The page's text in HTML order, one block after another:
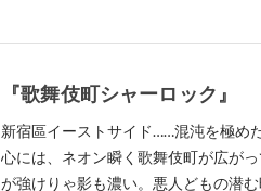
『歌舞伎町シャーロック』
新宿區イーストサイド……混沌を極め
心には、ネオン瞬く歌舞伎町が広が
が強けりゃ影も濃い。悪人どもの潜